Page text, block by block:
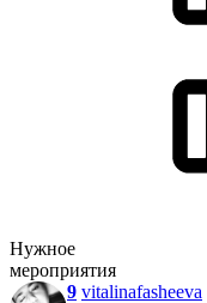
Нужное
мероприятия
9 vitalinafasheeva